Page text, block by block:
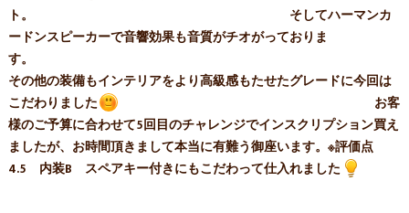
ト。 そしてハーマンカ
ードンスピーカーで音響効果も音質がチオがっておりま
す
その他の装備もインテリアをより高級感もたせたグレードに今回は
こだわりました
お客
様のご予算に合わせて5回目のチャレンジでインスクリプション買え
ましたが、お時間頂きまして本当に有難う御座います。※評価点
4.5 内装B スペアキー付きにもこだわって仕入れました